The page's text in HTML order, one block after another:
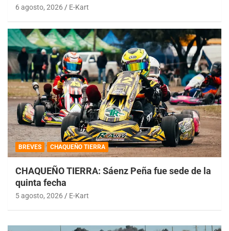
6 agosto, 2026 E-Kart
BREVES CHAQUEÑO TIERRA
CHAQUEÑO TIERRA: Sáenz Peña fue sede de la
quinta fecha
5 agosto, 2026 E-Kart